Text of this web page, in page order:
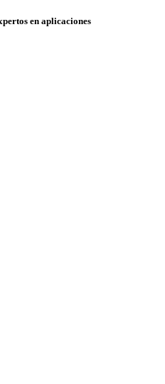
en aplicaciones